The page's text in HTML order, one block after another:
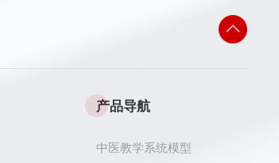
产品导航
中医教学系统模型